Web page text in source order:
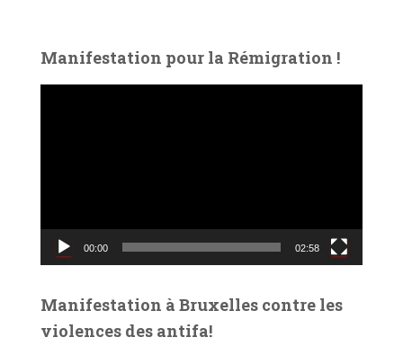
Manifestation pour la Rémigration !
v
o
00:00 02:58
Manifestation à Bruxelles contre les
violences des antifa!